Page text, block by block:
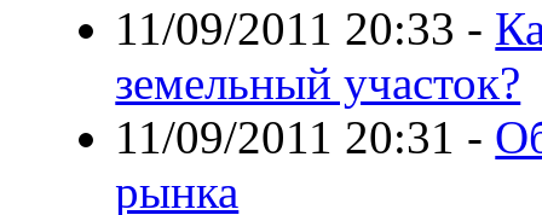
11/09/2011 20:33 -
земельный участок?
11/09/2011 20:31 -
рынка